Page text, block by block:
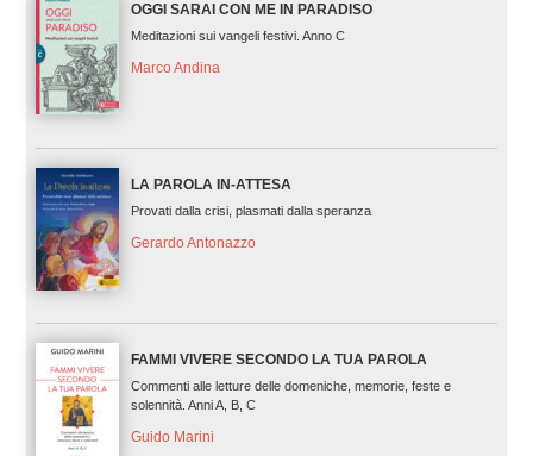
OGGI SARAI CON ME IN PARADISO
Meditazioni sui vangeli festivi. Anno C
Marco Andina
LA PAROLA IN-ATTESA
Provati dalla crisi, plasmati dalla speranza
Gerardo Antonazzo
FAMMI VIVERE SECONDO LA TUA PAROLA
Commenti alle letture delle domeniche, memorie, feste e
solennità. Anni A, B, C
Guido Marini